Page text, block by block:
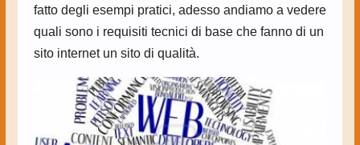
fatto degli esempi pratici, adesso andiamo a vedere
quali sono i requisiti tecnici di base che fanno di un
sito internet un sito di qualità.